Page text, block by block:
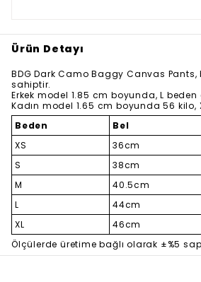
Ürün Detayı
BDG Dark Camo Baggy Canvas
sahiptir.
Erkek model 1.85 cm boyunda, L beden
Kadın model 1.65 cm boyunda 56 kilo,
Beden
Bel
XS
36cm
S
38cm
M
40.5cm
L
44cm
XL
46cm
Ölçülerde üretime bağlı olarak ±%5